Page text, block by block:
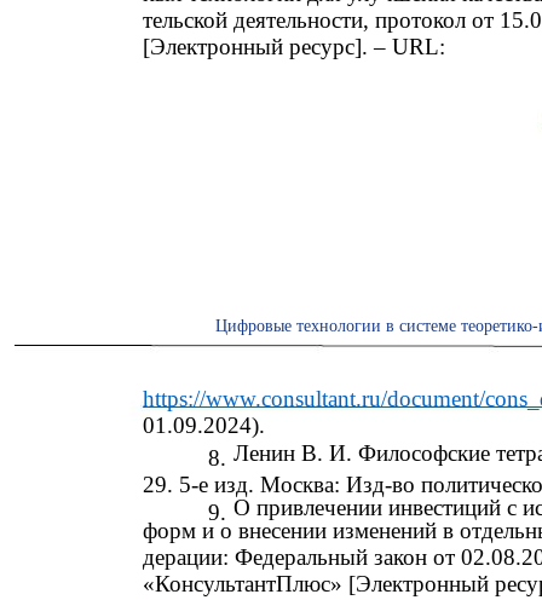
тельской деятельности, протокол от
[Электронный ресурс]. – URL:
Цифровые технологии в системе
https://www.consultant.ru/document/
01.09.2024).
8. Ленин В. И. Философские
29. 5-е изд. Москва: Изд-во
9. О привлечении инвестиций с
форм и о внесении изменений в
дерации: Федеральный закон от
«КонсультантПлюс» [Электронный